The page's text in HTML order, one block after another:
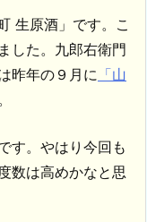
生原酒」です。こ
した。九郎右衛門
昨年の９月に 「山
す。やはり今回も
数は高めかなと思